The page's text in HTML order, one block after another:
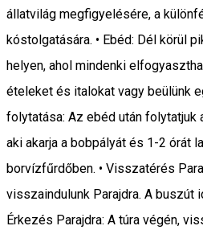
állatvilág megfigyelésére, a
kóstolgatására. • Ebéd: Dél körül
helyen, ahol mindenki
ételeket és italokat vagy beülünk
folytatása: Az ebéd után folytatjuk
aki akarja a bobpályát és 1-2 órát
borvízfűrdőben. • Visszatérés
visszaindulunk Parajdra. A buszút
Érkezés Parajdra: A túra végén,